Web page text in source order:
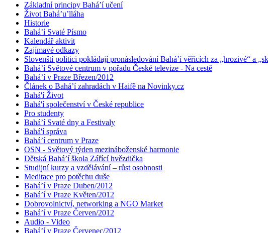
Základní principy Bahá’í učení
Život Bahá’u’lláha
Historie
Bahá’í Svaté Písmo
Kalendář aktivit
Zajímavé odkazy
Slovenští politici pokládají pronásledování Bahá’í věřících za „hrozivé“ a
Bahá’í Světové centrum v pořadu České televize - Na cestě
Bahá’í v Praze Březen/2012
Článek o Bahá’í zahradách v Haifě na Novinky.cz
Bahá'í Život
Bahá'í společenství v České republice
Pro studenty
Bahá’í Svaté dny a Festivaly
Bahá'í správa
Bahá’í centrum v Praze
OSN - Světový týden mezináboženské harmonie
Dětská Bahá’í škola Zářící hvězdička
Studijní kurzy a vzdělávání – růst osobnosti
Meditace pro potěchu duše
Bahá’í v Praze Duben/2012
Bahá’í v Praze Květen/2012
Dobrovolnictví, networking a NGO Market
Bahá’í v Praze Červen/2012
Audio - Video
Bahá’í v Praze Červenec/2012